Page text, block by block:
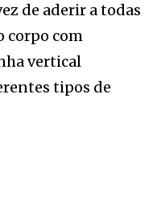
de aderir a todas
corpo com
vertical
tipos de